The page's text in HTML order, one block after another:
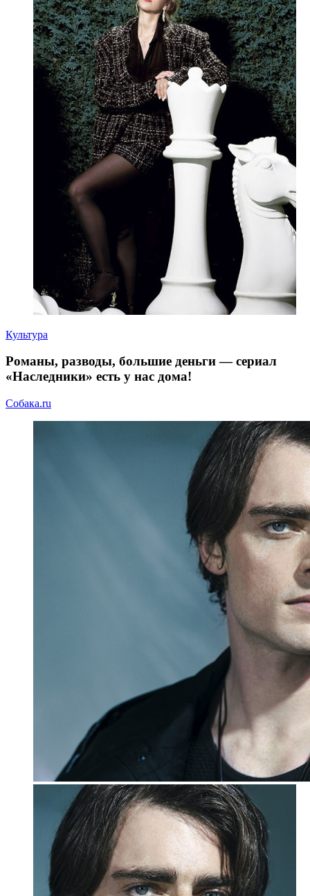
Культура
Романы, разводы, большие деньги — сериал
«Наследники» есть у нас дома!
Собака.ru